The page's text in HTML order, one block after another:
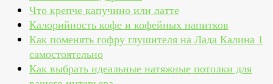
Что крепче капучино или латте
Калорийность кофе и кофейных напитков
Как поменять гофру глушителя на Лада Калина 1
самостоятельно
Как выбрать идеальные натяжные потолки для